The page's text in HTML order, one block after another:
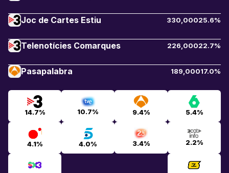
Joc de Cartes Estiu 330,00025.6%
Telenotícies Comarques 226,00022.7%
Pasapalabra 189,00017.0%
14.7% 10.7% 9.4% 5.4%
4.1% 4.0% 3.4% 2.2%